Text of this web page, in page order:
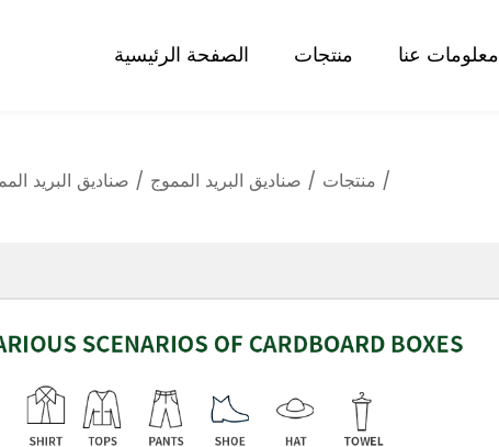
الصفحة الرئيسية منتجات معلومات عنا
/ منتجات / صناديق البريد المموج / صناديق البريد